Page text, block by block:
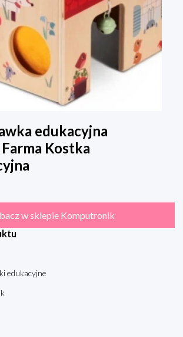
edukacyjna
Kostka
w sklepie Komputronik
edukacyjne